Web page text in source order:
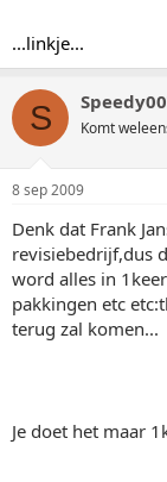
...linkje...
S Komt
8 sep 2009
Denk dat Frank
revisiebedrijf,dus
word alles in
pakkingen etc
terug zal komen...
Je doet het maar